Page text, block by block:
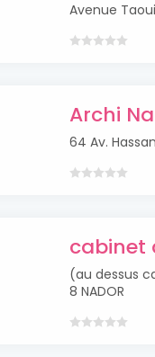
Avenue
Archi
64 Av.
cabinet
(au dessus
8 NADOR